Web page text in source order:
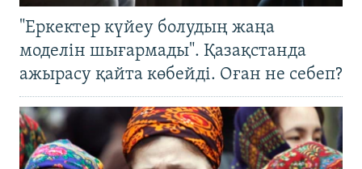
"Еркектер күйеу болудың жаңа
моделін шығармады". Қазақстанда
ажырасу қайта көбейді. Оған не себеп?